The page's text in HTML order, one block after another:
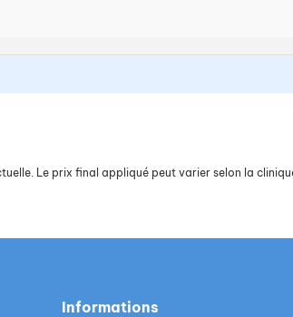
Le prix final appliqué peut varier selon la
Informations